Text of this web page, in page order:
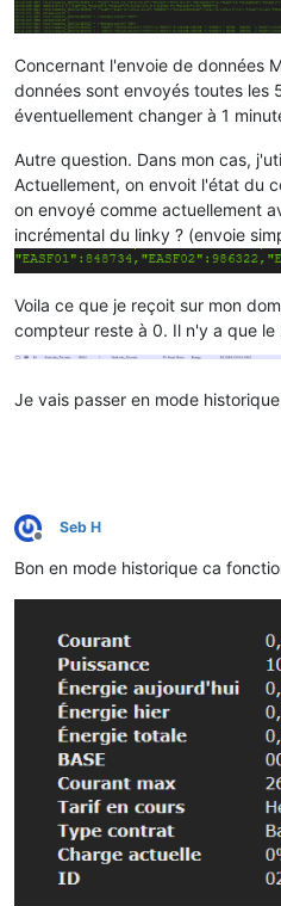
Concernant l'envoie de données
données sont envoyés toutes les
éventuellement changer à 1
Autre question. Dans mon cas,
Actuellement, on envoit l'état du
on envoyé comme actuellement
incrémental du linky ? (envoie
Voila ce que je reçoit sur mon
compteur reste à 0. Il n'y a que le
Je vais passer en mode
Offline
Seb H
Bon en mode historique ca